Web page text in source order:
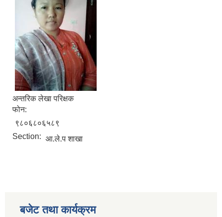
अन्तरिक लेखा परिक्षक
फोन:
९८०६८०६५८९
Section: आ.ले.प शाखा
बजेट तथा कार्यक्रम